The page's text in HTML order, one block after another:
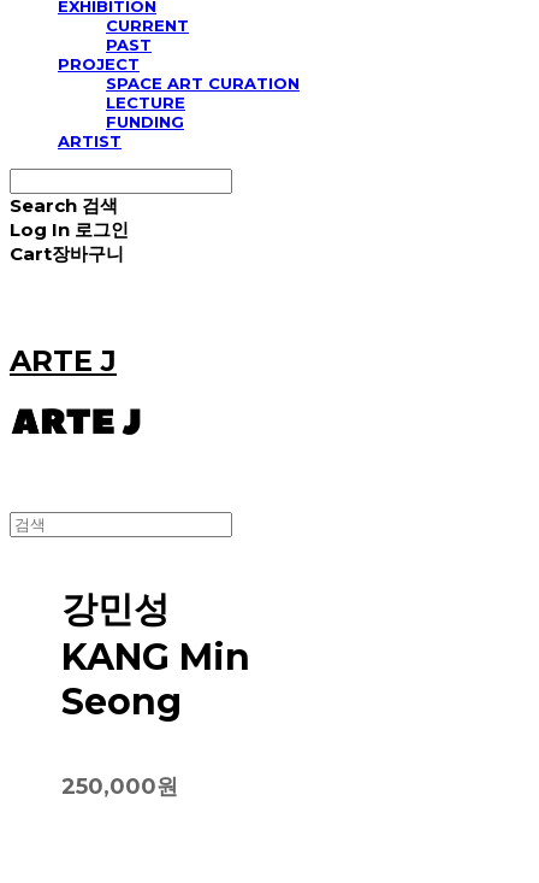
EXHIBITION
CURRENT
PAST
PROJECT
SPACE ART CURATION
LECTURE
FUNDING
ARTIST
Search 검색
Log In 로그인
Cart장바구니
ARTE J
강민성
KANG Min
Seong
250,000원